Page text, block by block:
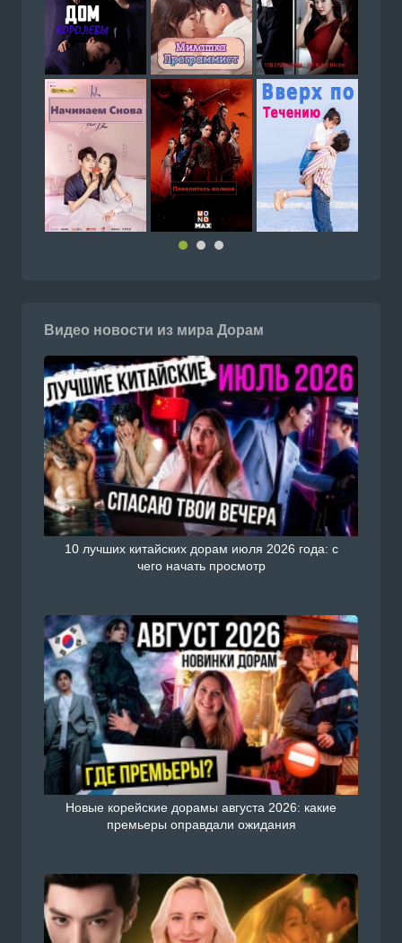
Видео новости из мира Дорам
10 лучших китайских дорам июля 2026 года: с
чего начать просмотр
Новые корейские дорамы августа 2026: какие
премьеры оправдали ожидания